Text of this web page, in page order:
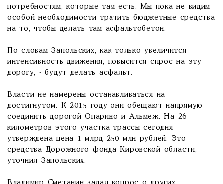
потребностям, которые там есть. Мы пока не видим
особой необходимости тратить бюджетные средства
на то, чтобы делать там асфальтобетон.
По словам Запольских, как только увеличится
интенсивность движения, повысится спрос на эту
дорогу, - будут делать асфальт.
Власти не намерены останавливаться на
достигнутом. К 2015 году они обещают напрямую
соединить дорогой Опарино и Альмеж. На 26
километров этого участка трассы сегодня
утверждена цена 1 млрд 250 млн рублей. Это
средства Дорожного фонда Кировской области,
уточнил Запольских.
Владимир Сметанин задал вопрос о других